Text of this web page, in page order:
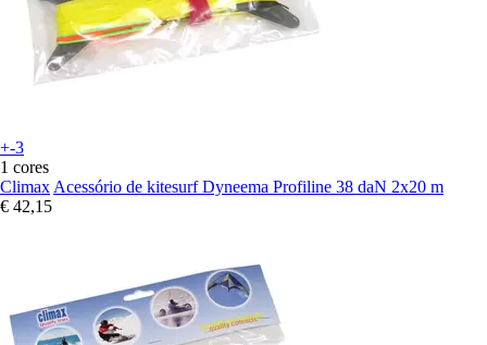
+-3
1 cores
Climax Acessório de kitesurf Dyneema Profiline 38 daN 2x20 m
€ 42,15